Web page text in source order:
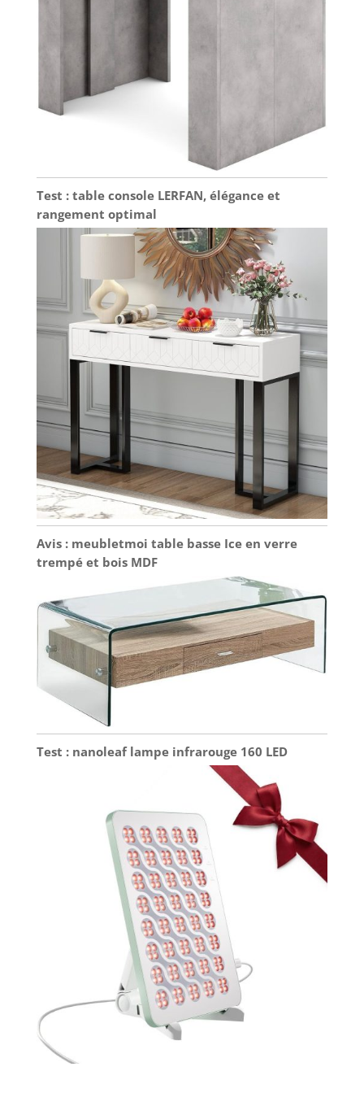
Test : table console LERFAN, élégance et
rangement optimal
Avis : meubletmoi table basse Ice en verre
trempé et bois MDF
Test : nanoleaf lampe infrarouge 160 LED